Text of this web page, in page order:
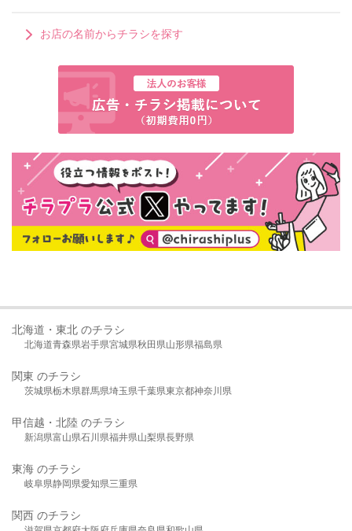
お店の名前からチラシを探す
北海道・東北 のチラシ
北海道青森県岩手県宮城県秋田県山形県福島県
関東 のチラシ
茨城県栃木県群馬県埼玉県千葉県東京都神奈川県
甲信越・北陸 のチラシ
新潟県富山県石川県福井県山梨県長野県
東海 のチラシ
岐阜県静岡県愛知県三重県
関西 のチラシ